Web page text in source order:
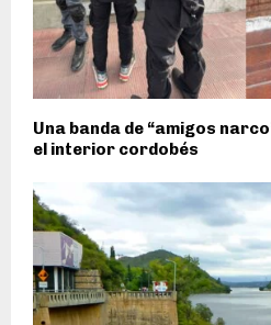
Una banda de “amigos
el interior cordobés